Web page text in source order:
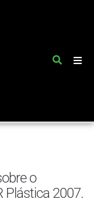
o
Plástica 2007.